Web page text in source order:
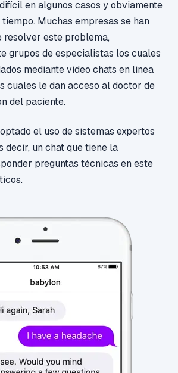
en algunos casos y obviamente
Muchas empresas se han
resolver este problema,
grupos de especialistas los cuales
mediante video chats en linea
cuales le dan acceso al doctor de
del paciente.
el uso de sistemas expertos
decir, un chat que tiene la
preguntas técnicas en este